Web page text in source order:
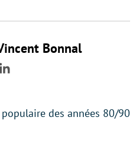
Bonnal
LinkedIn
des années 80/90